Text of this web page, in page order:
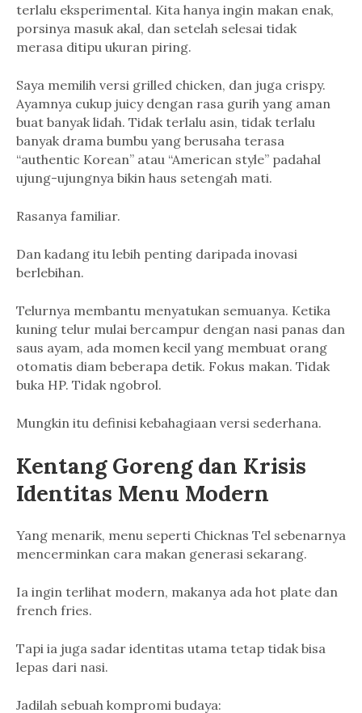
terlalu eksperimental. Kita hanya ingin makan enak,
porsinya masuk akal, dan setelah selesai tidak
merasa ditipu ukuran piring.
Saya memilih versi grilled chicken, dan juga crispy.
Ayamnya cukup juicy dengan rasa gurih yang aman
buat banyak lidah. Tidak terlalu asin, tidak terlalu
banyak drama bumbu yang berusaha terasa
“authentic Korean” atau “American style” padahal
ujung-ujungnya bikin haus setengah mati.
Rasanya familiar.
Dan kadang itu lebih penting daripada inovasi
berlebihan.
Telurnya membantu menyatukan semuanya. Ketika
kuning telur mulai bercampur dengan nasi panas dan
saus ayam, ada momen kecil yang membuat orang
otomatis diam beberapa detik. Fokus makan. Tidak
buka HP. Tidak ngobrol.
Mungkin itu definisi kebahagiaan versi sederhana.
Kentang Goreng dan Krisis
Identitas Menu Modern
Yang menarik, menu seperti Chicknas Tel sebenarnya
mencerminkan cara makan generasi sekarang.
Ia ingin terlihat modern, makanya ada hot plate dan
french fries.
Tapi ia juga sadar identitas utama tetap tidak bisa
lepas dari nasi.
Jadilah sebuah kompromi budaya: